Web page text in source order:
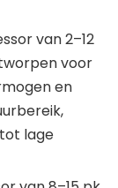
van 2–12
voor
en
lage